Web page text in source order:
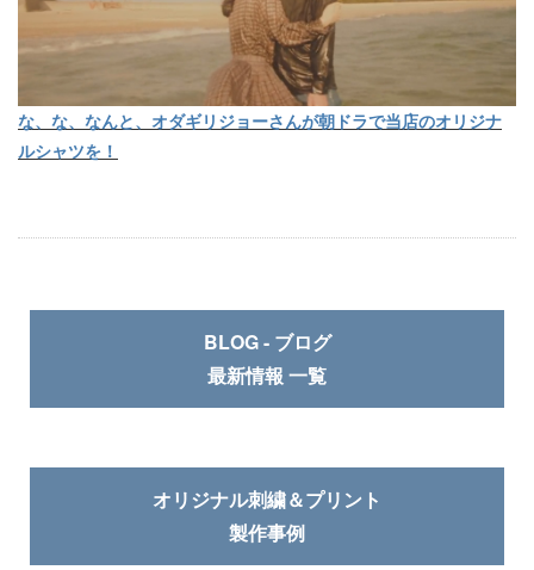
な、な、なんと、オダギリジョーさんが朝ドラで当店のオリジナ
ルシャツを！
BLOG - ブログ
最新情報 一覧
オリジナル刺繍＆プリント
製作事例